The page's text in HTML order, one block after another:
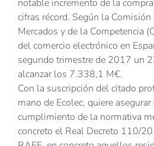
notable incremento de la
cifras récord. Según la
Mercados y de la Competencia
del comercio electrónico en
segundo trimestre de 2017 un
alcanzar los 7.338,1 M€.
Con la suscripción del citado
mano de Ecolec, quiere
cumplimiento de la normativa
concreto el Real Decreto 110/